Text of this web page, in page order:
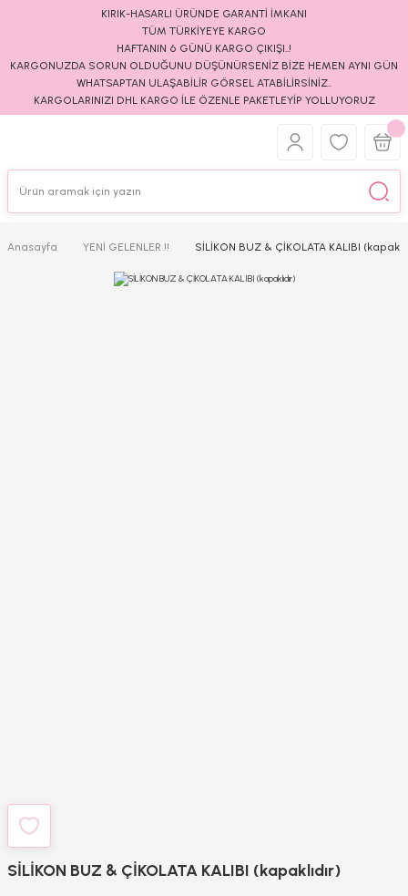
KIRIK-HASARLI ÜRÜNDE GARANTİ İMKANI
TÜM TÜRKİYEYE KARGO
HAFTANIN 6 GÜNÜ KARGO ÇIKIŞI..!
KARGONUZDA SORUN OLDUĞUNU DÜŞÜNÜRSENİZ BİZE HEMEN AYNI GÜN
WHATSAPTAN ULAŞABİLİR GÖRSEL ATABİLİRSİNİZ..
KARGOLARINIZI DHL KARGO İLE ÖZENLE PAKETLEYİP YOLLUYORUZ
Anasayfa YENİ GELENLER !! SİLİKON BUZ & ÇİKOLATA KALIBI
SİLİKON BUZ & ÇİKOLATA KALIBI (kapaklıdır)